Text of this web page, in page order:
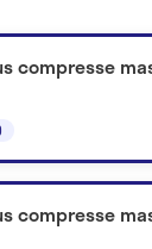
compresse
compresse